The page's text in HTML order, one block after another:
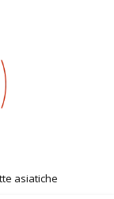
asiatiche